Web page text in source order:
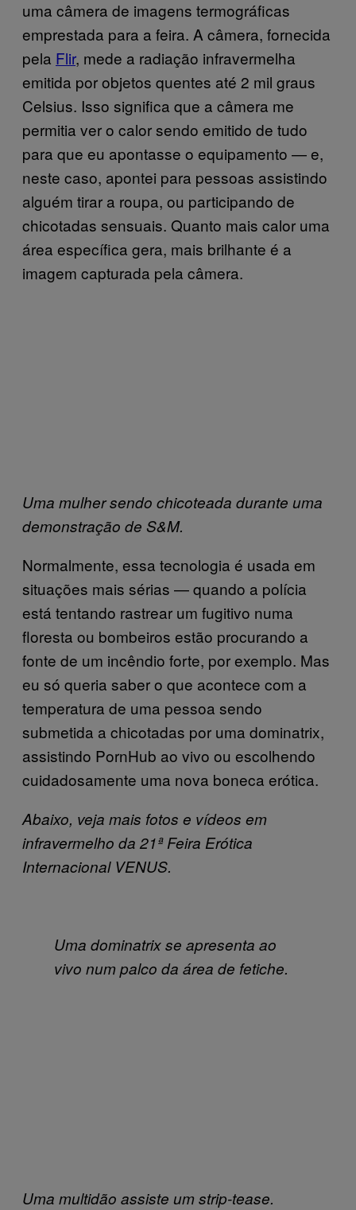
uma câmera de imagens termográficas
emprestada para a feira. A câmera, fornecida
pela Flir, mede a radiação infravermelha
emitida por objetos quentes até 2 mil graus
Celsius. Isso significa que a câmera me
permitia ver o calor sendo emitido de tudo
para que eu apontasse o equipamento — e,
neste caso, apontei para pessoas assistindo
alguém tirar a roupa, ou participando de
chicotadas sensuais. Quanto mais calor uma
área específica gera, mais brilhante é a
imagem capturada pela câmera.
Uma mulher sendo chicoteada durante uma
demonstração de S&M.
Normalmente, essa tecnologia é usada em
situações mais sérias — quando a polícia
está tentando rastrear um fugitivo numa
floresta ou bombeiros estão procurando a
fonte de um incêndio forte, por exemplo. Mas
eu só queria saber o que acontece com a
temperatura de uma pessoa sendo
submetida a chicotadas por uma dominatrix,
assistindo PornHub ao vivo ou escolhendo
cuidadosamente uma nova boneca erótica.
Abaixo, veja mais fotos e vídeos em
infravermelho da 21ª Feira Erótica
Internacional VENUS.
Uma dominatrix se apresenta ao
vivo num palco da área de fetiche.
Uma multidão assiste um strip-tease.